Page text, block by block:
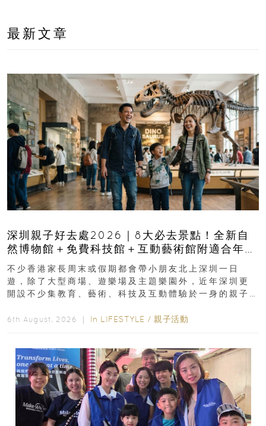
最新文章
深圳親子好去處2026｜8大必去景點！全新自
然博物館＋免費科技館＋互動藝術館附適合年
齡、交通、門票、開放時間
不少香港家長周末或假期都會帶小朋友北上深圳一日
遊，除了大型商場、遊樂場及主題樂園外，近年深圳更
開設不少集教育、藝術、科技及互動體驗於一身的親子
6th August, 2026 ｜ In LIFESTYLE / 親子活動